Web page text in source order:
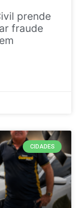
prende
fraude
CIDADES